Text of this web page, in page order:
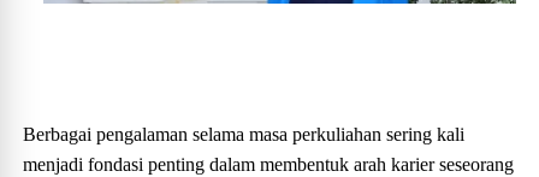
Berbagai pengalaman selama masa perkuliahan sering kali
menjadi fondasi penting dalam membentuk arah karier seseorang